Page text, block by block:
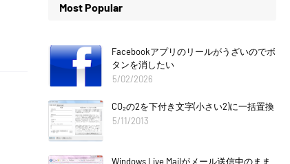
Most Popular
Facebookアプリのリールがうざいのでボ
タンを消したい
5/02/2026
CO₂の2を下付き文字(小さい2)に一括置換
5/11/2013
Windows Live Mailがメール送信中のまま